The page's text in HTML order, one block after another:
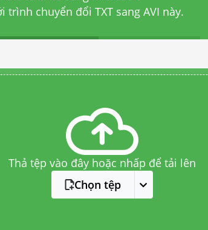
trình chuyển đổi TXT sang AVI này.
Thả tệp vào đây hoặc nhấp để tải lên
Chọn tệp